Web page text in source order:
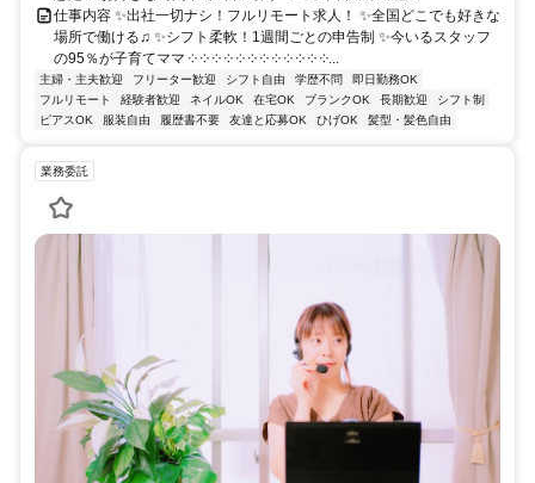
仕事内容 ✨出社一切ナシ！フルリモート求人！ ✨全国どこでも好きな
場所で働ける♫ ✨シフト柔軟！1週間ごとの申告制 ✨今いるスタッフ
の95％が子育てママ ༶ ༶ ༶ ༶ ༶ ༶ ༶ ༶ ༶ ༶ ༶ ༶...
主婦・主夫歓迎 フリーター歓迎 シフト自由 学歴不問
即日勤務OK
フルリモート
経験者歓迎 ネイルOK 在宅OK ブランクOK 長期歓迎
シフト制
ピアスOK
服装自由 履歴書不要 友達と応募OK ひげOK 髪型・髪色自由
業務委託